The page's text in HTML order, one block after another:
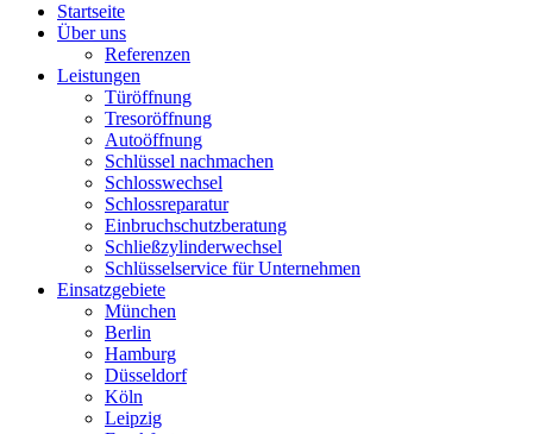
Startseite
Über uns
Referenzen
Leistungen
Türöffnung
Tresoröffnung
Аutoöffnung
Schlüssel nachmachen
Schlosswechsel
Schlossreparatur
Einbruchschutzberatung
Schließzylinderwechsel
Schlüsselservice für Unternehmen
Einsatzgebiete
München
Berlin
Hamburg
Düsseldorf
Köln
Leipzig